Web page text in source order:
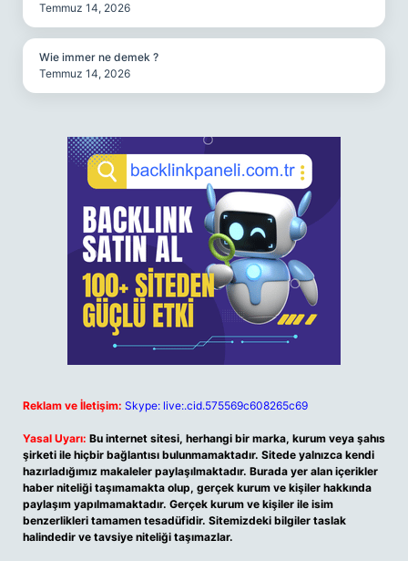
Temmuz 14, 2026
Wie immer ne demek ?
Temmuz 14, 2026
Reklam ve İletişim: Skype: live:.cid.575569c608265c69
Yasal Uyarı: Bu internet sitesi, herhangi bir marka, kurum veya şahıs
şirketi ile hiçbir bağlantısı bulunmamaktadır. Sitede yalnızca kendi
hazırladığımız makaleler paylaşılmaktadır. Burada yer alan içerikler
haber niteliği taşımamakta olup, gerçek kurum ve kişiler hakkında
paylaşım yapılmamaktadır. Gerçek kurum ve kişiler ile isim
benzerlikleri tamamen tesadüfidir. Sitemizdeki bilgiler taslak
halindedir ve tavsiye niteliği taşımazlar.